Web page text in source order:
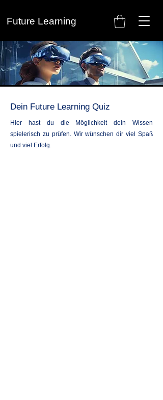
Future Learning
Dein Future Learning Quiz
Hier hast du die Möglichkeit dein Wissen
spielerisch zu prüfen. Wir wünschen dir viel Spaß
und viel Erfolg.